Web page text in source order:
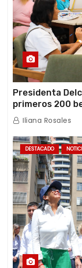
Presidenta
primeros 200
de los Abuelos
Iliana Rosales
DESTACADO